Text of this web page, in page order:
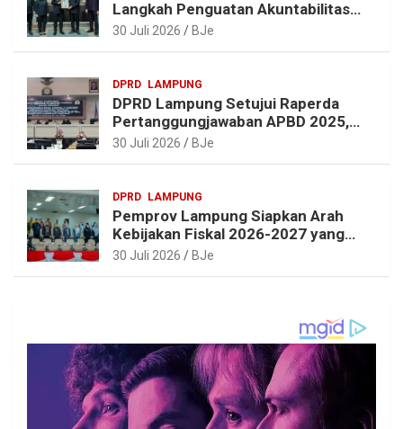
Langkah Penguatan Akuntabilitas
dan Pembangunan Lampung
30 Juli 2026 BJe
DPRD LAMPUNG
DPRD Lampung Setujui Raperda
Pertanggungjawaban APBD 2025,
Beri Sejumlah Rekomendasi
30 Juli 2026 BJe
DPRD LAMPUNG
Pemprov Lampung Siapkan Arah
Kebijakan Fiskal 2026-2027 yang
Realistis dan Berkelanjutan
30 Juli 2026 BJe